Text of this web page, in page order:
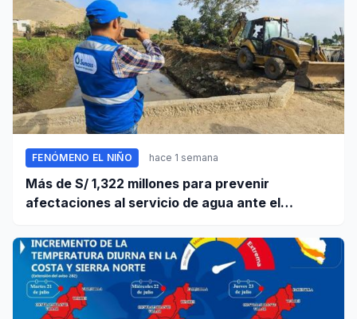
FENÓMENO EL NIÑO hace 1 semana
Más de S/ 1,322 millones para prevenir
afectaciones al servicio de agua ante el